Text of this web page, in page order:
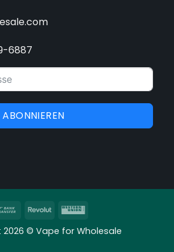
6887
ABONNIEREN
Banküberweisung
RevolutWestern
© Vape for Wholesale